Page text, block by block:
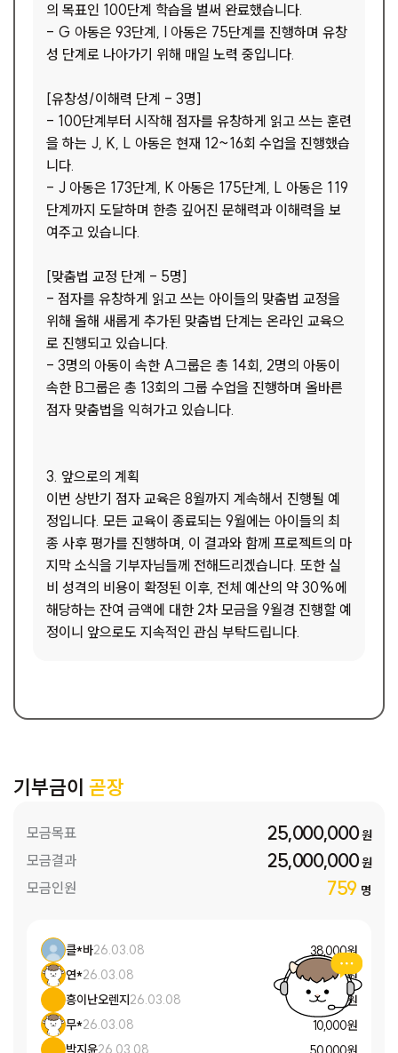
의 목표인 100단계 학습을 벌써 완료했습니다.
- G 아동은 93단계, I 아동은 75단계를 진행하며 유창
성 단계로 나아가기 위해 매일 노력 중입니다.
[유창성/이해력 단계 - 3명]
- 100단계부터 시작해 점자를 유창하게 읽고 쓰는 훈련
을 하는 J, K, L 아동은 현재 12~16회 수업을 진행했습
니다.
- J 아동은 173단계, K 아동은 175단계, L 아동은 119
단계까지 도달하며 한층 깊어진 문해력과 이해력을 보
여주고 있습니다.
[맞춤법 교정 단계 - 5명]
- 점자를 유창하게 읽고 쓰는 아이들의 맞춤법 교정을
위해 올해 새롭게 추가된 맞춤법 단계는 온라인 교육으
로 진행되고 있습니다.
- 3명의 아동이 속한 A그룹은 총 14회, 2명의 아동이
속한 B그룹은 총 13회의 그룹 수업을 진행하며 올바른
점자 맞춤법을 익혀가고 있습니다.
3. 앞으로의 계획
이번 상반기 점자 교육은 8월까지 계속해서 진행될 예
정입니다. 모든 교육이 종료되는 9월에는 아이들의 최
종 사후 평가를 진행하며, 이 결과와 함께 프로젝트의 마
지막 소식을 기부자님들께 전해드리겠습니다. 또한 실
비 성격의 비용이 확정된 이후, 전체 예산의 약 30%에
해당하는 잔여 금액에 대한 2차 모금을 9월경 진행할 예
정이니 앞으로도 지속적인 관심 부탁드립니다.
기부금이 곧장
모금목표 25,000,000원
모금결과 25,000,000원
모금인원 759 명
클*바26.03.08
38,000 원
연*26.03.08
20,000 원
흥이난오렌지26.03.08
500,000 원
무*26.03.08
10,000 원
박지윤26.03.08